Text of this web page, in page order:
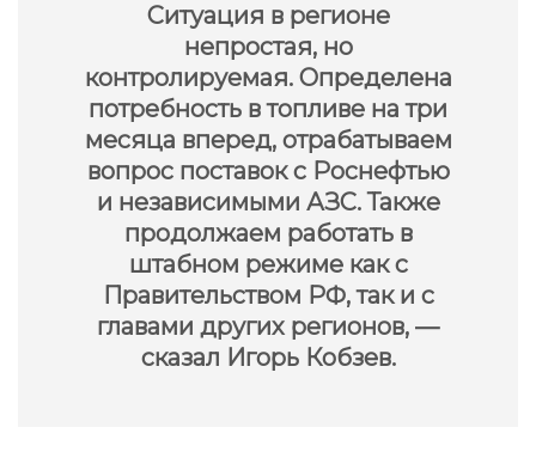
Ситуация в регионе
непростая, но
контролируемая. Определена
потребность в топливе на три
месяца вперед, отрабатываем
вопрос поставок с Роснефтью
и независимыми АЗС. Также
продолжаем работать в
штабном режиме как с
Правительством РФ, так и с
главами других регионов, —
сказал Игорь Кобзев.